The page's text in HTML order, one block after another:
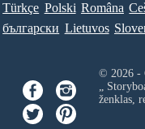
Türkçe Polski Româna
български Lietuvos
© 2026 -
„
ženklas,